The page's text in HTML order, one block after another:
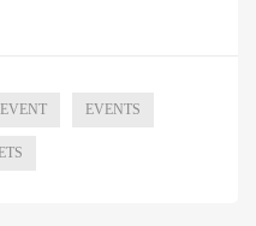
EVENT EVENTS